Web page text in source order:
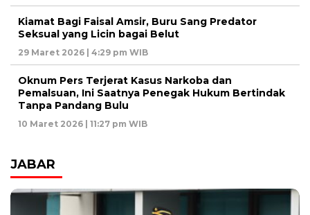
Kiamat Bagi Faisal Amsir, Buru Sang Predator
Seksual yang Licin bagai Belut
29 Maret 2026 | 4:29 pm WIB
Oknum Pers Terjerat Kasus Narkoba dan
Pemalsuan, Ini Saatnya Penegak Hukum Bertindak
Tanpa Pandang Bulu
10 Maret 2026 | 11:27 pm WIB
JABAR